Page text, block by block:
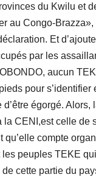
du Kwilu et
au Congo-
Et
par les
aucun
pour s’identifier
d’être égorgé. Alors,
la CENI,est celle de
qu’elle compte
les peuples TEKE
cette partie du